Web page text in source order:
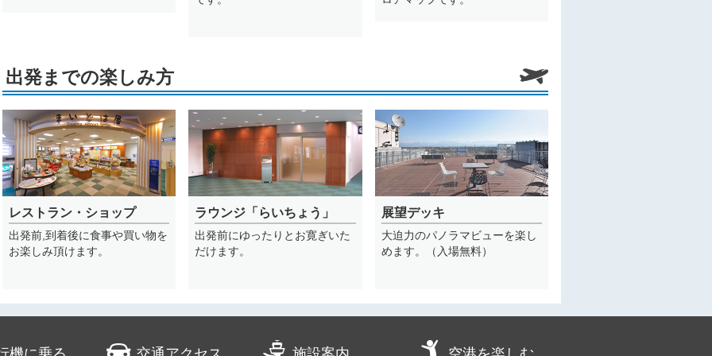
出発までの楽しみ方
レストラン・ショップ
出発前,到着後に食事や買い物を
お楽しみ頂けます。
ラウンジ「らいちょう」
出発前にゆったりとお寛ぎいた
だけます。
展望デッキ
大迫力のパノラマビューを楽し
めます。（入場無料）